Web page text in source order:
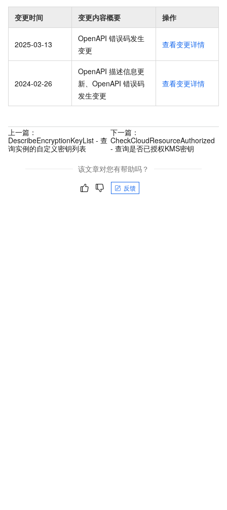
变更时间 变更内容概要 操作
2025-03-13
OpenAPI 错误码发生
变更
查看变更详情
2024-02-26
OpenAPI 描述信息更
新、OpenAPI 错误码
发生变更
查看变更详情
上一篇：
DescribeEncryptionKeyList - 查
询实例的自定义密钥列表
下一篇：
CheckCloudResourceAuthorized
- 查询是否已授权KMS密钥
该文章对您有帮助吗？
反馈